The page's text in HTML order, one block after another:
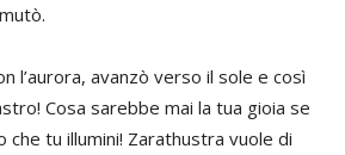
l’aurora, avanzò verso il sole e così
Cosa sarebbe mai la tua gioia se
che tu illumini! Zarathustra vuole di